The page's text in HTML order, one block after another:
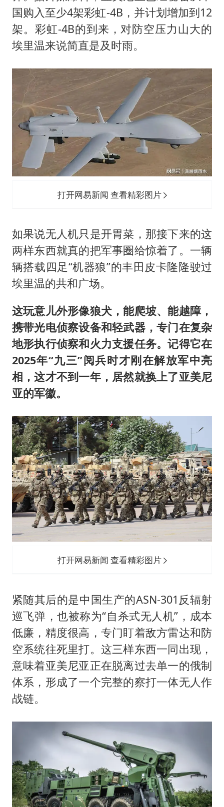
国购入至少4架彩虹-4B，并计划增加到12
架。彩虹-4B的到来，对防空压力山大的
埃里温来说简直是及时雨。
打开网易新闻 查看精彩图片
如果说无人机只是开胃菜，那接下来的这
两样东西就真的把军事圈给惊着了。一辆
辆搭载四足“机器狼”的丰田皮卡隆隆驶过
埃里温的共和广场。
这玩意儿外形像狼犬，能爬坡、能越障，
携带光电侦察设备和轻武器，专门在复杂
地形执行侦察和火力支援任务。记得它在
2025年“九三”阅兵时才刚在解放军中亮
相，这才不到一年，居然就换上了亚美尼
亚的军徽。
打开网易新闻 查看精彩图片
紧随其后的是中国生产的ASN-301反辐射
巡飞弹，也被称为“自杀式无人机”，成本
低廉，精度很高，专门盯着敌方雷达和防
空系统往死里打。这三样东西一同出现，
意味着亚美尼亚正在脱离过去单一的俄制
体系，形成了一个完整的察打一体无人作
战链。